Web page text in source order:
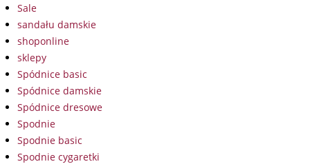
Sale
sandału damskie
shoponline
sklepy
Spódnice basic
Spódnice damskie
Spódnice dresowe
Spodnie
Spodnie basic
Spodnie cygaretki